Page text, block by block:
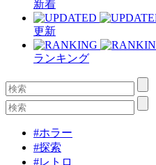
新着
更新
ランキング
#ホラー
#探索
#レトロ